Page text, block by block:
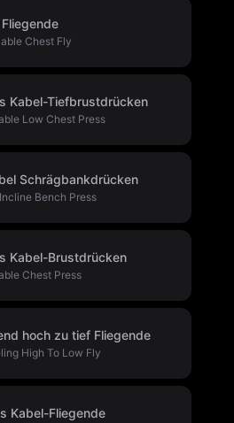
Chest Fly
Kabel-Tiefbrustdrücken
Low Chest Press
Schrägbankdrücken
Bench Press
Kabel-Brustdrücken
Chest Press
hoch zu tief Fliegende
High To Low Fly
Kabel-Fliegende